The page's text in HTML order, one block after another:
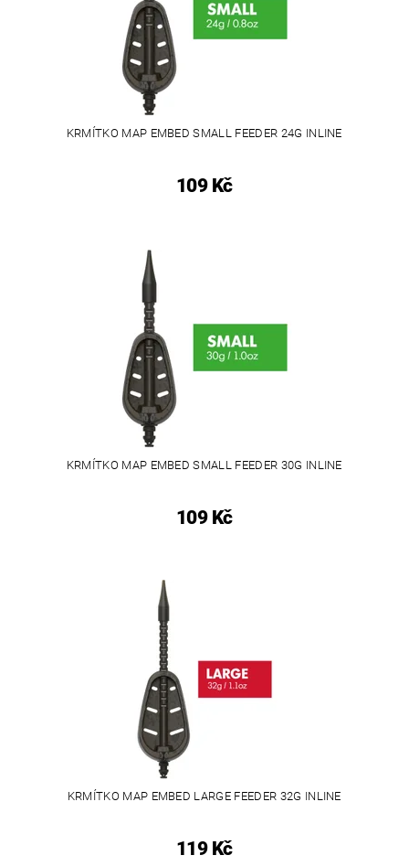
KRMÍTKO MAP EMBED SMALL FEEDER 24G INLINE
109 Kč
KRMÍTKO MAP EMBED SMALL FEEDER 30G INLINE
109 Kč
KRMÍTKO MAP EMBED LARGE FEEDER 32G INLINE
119 Kč